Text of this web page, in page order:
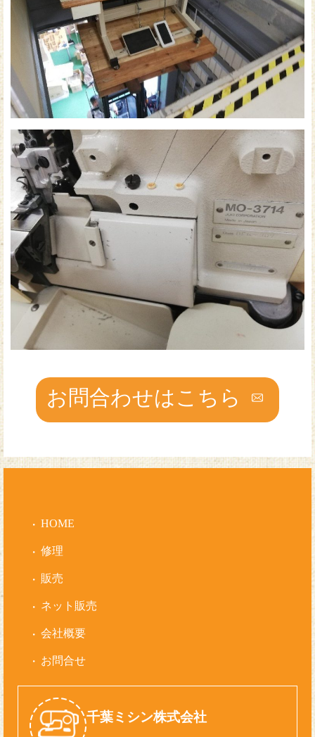
お問合わせはこちら
HOME
修理
販売
ネット販売
会社概要
お問合せ
千葉ミシン株式会社